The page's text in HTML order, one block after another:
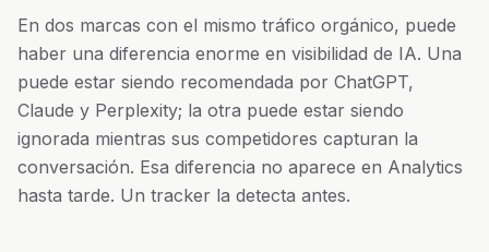
En dos marcas con el mismo tráfico orgánico, puede
haber una diferencia enorme en visibilidad de IA. Una
puede estar siendo recomendada por ChatGPT,
Claude y Perplexity; la otra puede estar siendo
ignorada mientras sus competidores capturan la
conversación. Esa diferencia no aparece en Analytics
hasta tarde. Un tracker la detecta antes.